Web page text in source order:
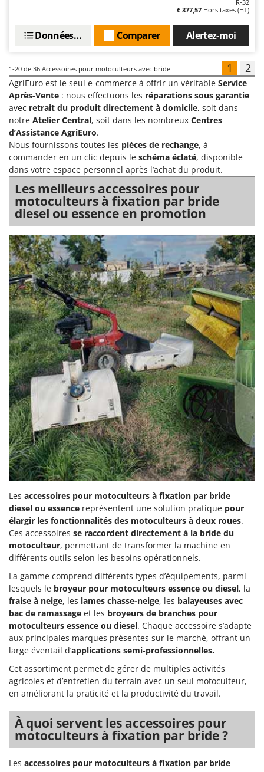
R-32
€ 377,57 Hors taxes (HT)
Alertez-moi
Comparer
Données techniques
1-20 de 36 Accessoires pour motoculteurs avec bride 1 2
AgriEuro est le seul e-commerce à offrir un véritable Service
Après-Vente : nous effectuons les réparations sous garantie
avec retrait du produit directement à domicile, soit dans
notre Atelier Central, soit dans les nombreux Centres
d’Assistance AgriEuro.
Nous fournissons toutes les pièces de rechange, à
commander en un clic depuis le schéma éclaté, disponible
dans votre espace personnel après l’achat du produit.
Les meilleurs accessoires pour
motoculteurs à fixation par bride
diesel ou essence en promotion
Les accessoires pour motoculteurs à fixation par bride
diesel ou essence représentent une solution pratique pour
élargir les fonctionnalités des motoculteurs à deux roues.
Ces accessoires se raccordent directement à la bride du
motoculteur, permettant de transformer la machine en
différents outils selon les besoins opérationnels.
La gamme comprend différents types d’équipements, parmi
lesquels le broyeur pour motoculteurs essence ou diesel, la
fraise à neige, les lames chasse-neige, les balayeuses avec
bac de ramassage et les broyeurs de branches pour
motoculteurs essence ou diesel. Chaque accessoire s’adapte
aux principales marques présentes sur le marché, offrant un
large éventail d’applications semi-professionnelles.
Cet assortiment permet de gérer de multiples activités
agricoles et d’entretien du terrain avec un seul motoculteur,
en améliorant la praticité et la productivité du travail.
À quoi servent les accessoires pour
motoculteurs à fixation par bride ?
Les accessoires pour motoculteurs à fixation par bride